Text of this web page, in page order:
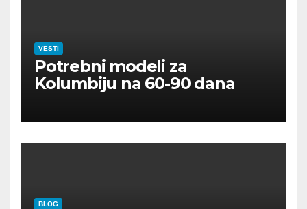
VESTI
Potrebni modeli za
Kolumbiju na 60-90 dana
BLOG